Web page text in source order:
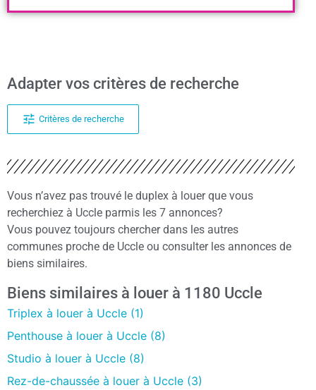
Adapter vos critères de recherche
Critères de recherche
Vous n’avez pas trouvé le duplex à louer que vous
recherchiez à Uccle parmis les 7 annonces?
Vous pouvez toujours chercher dans les autres
communes proche de Uccle ou consulter les annonces de
biens similaires.
Biens similaires à louer à 1180 Uccle
Triplex à louer à Uccle (1)
Penthouse à louer à Uccle (8)
Studio à louer à Uccle (8)
Rez-de-chaussée à louer à Uccle (3)